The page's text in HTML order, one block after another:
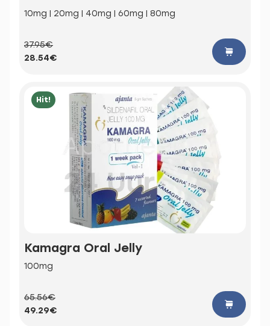
10mg | 20mg | 40mg | 60mg | 80mg
37.95€
28.54€
Hit!
Kamagra Oral Jelly
100mg
65.56€
49.29€